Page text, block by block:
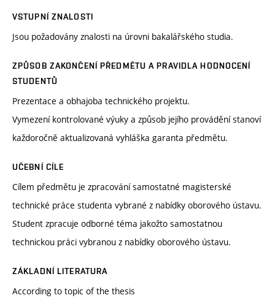
VSTUPNÍ ZNALOSTI
Jsou požadovány znalosti na úrovni bakalářského studia.
ZPŮSOB ZAKONČENÍ PŘEDMĚTU A PRAVIDLA HODNOCENÍ
STUDENTŮ
Prezentace a obhajoba technického projektu.
Vymezení kontrolované výuky a způsob jejího provádění stanoví
každoročně aktualizovaná vyhláška garanta předmětu.
UČEBNÍ CÍLE
Cílem předmětu je zpracování samostatné magisterské
technické práce studenta vybrané z nabídky oborového ústavu.
Student zpracuje odborné téma jakožto samostatnou
technickou práci vybranou z nabídky oborového ústavu.
ZÁKLADNÍ LITERATURA
According to topic of the thesis